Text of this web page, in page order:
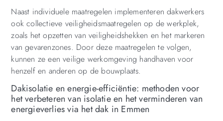
Naast individuele maatregelen implementeren dakwerkers
ook collectieve veiligheidsmaatregelen op de werkplek,
zoals het opzetten van veiligheidshekken en het markeren
van gevarenzones. Door deze maatregelen te volgen,
kunnen ze een veilige werkomgeving handhaven voor
henzelf en anderen op de bouwplaats.
Dakisolatie en energie-efficiëntie: methoden voor
het verbeteren van isolatie en het verminderen van
energieverlies via het dak in Emmen